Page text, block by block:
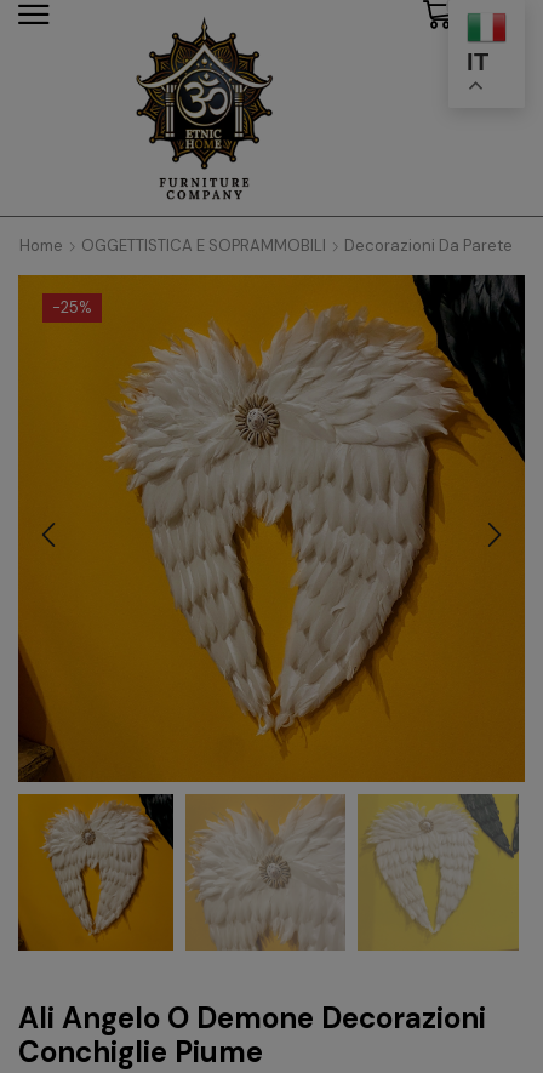
IT
Home OGGETTISTICA E SOPRAMMOBILI Decorazioni Da Parete
-25%
Ali Angelo O Demone Decorazioni
Conchiglie Piume